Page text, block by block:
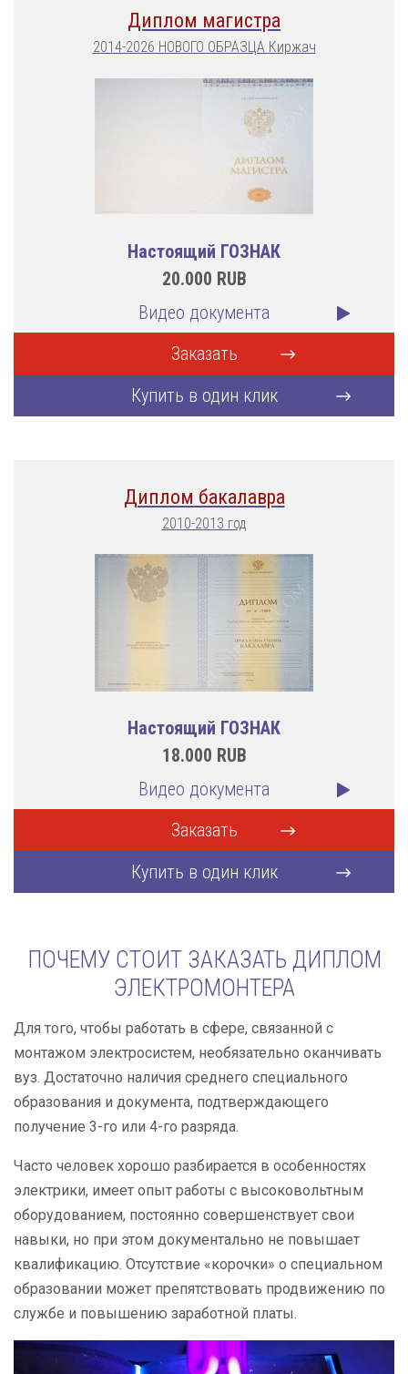
Диплом магистра
2014-2026 НОВОГО ОБРАЗЦА Киржач
Настоящий ГОЗНАК
20.000 RUB
Видео документа
Заказать
Купить в один клик
Диплом бакалавра
2010-2013 год
Настоящий ГОЗНАК
18.000 RUB
Видео документа
Заказать
Купить в один клик
ПОЧЕМУ СТОИТ ЗАКАЗАТЬ ДИПЛОМ
ЭЛЕКТРОМОНТЕРА
Для того, чтобы работать в сфере, связанной с
монтажом электросистем, необязательно оканчивать
вуз. Достаточно наличия среднего специального
образования и документа, подтверждающего
получение 3-го или 4-го разряда.
Часто человек хорошо разбирается в особенностях
электрики, имеет опыт работы с высоковольтным
оборудованием, постоянно совершенствует свои
навыки, но при этом документально не повышает
квалификацию. Отсутствие «корочки» о специальном
образовании может препятствовать продвижению по
службе и повышению заработной платы.